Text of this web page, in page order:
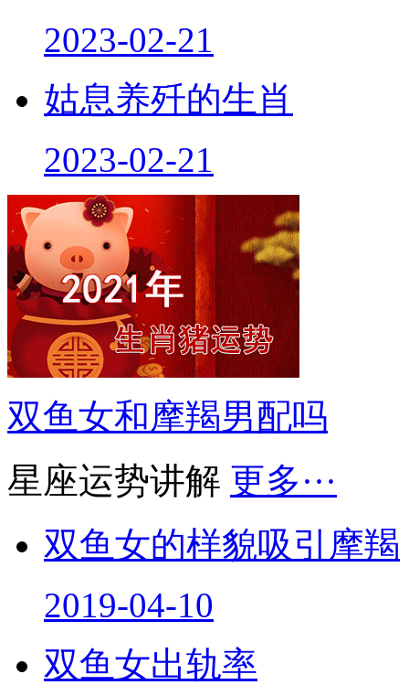
2023-02-21
姑息养歼的生肖
2023-02-21
双鱼女和摩羯男配吗
星座运势讲解 更多···
双鱼女的样貌吸引摩羯
2019-04-10
双鱼女出轨率